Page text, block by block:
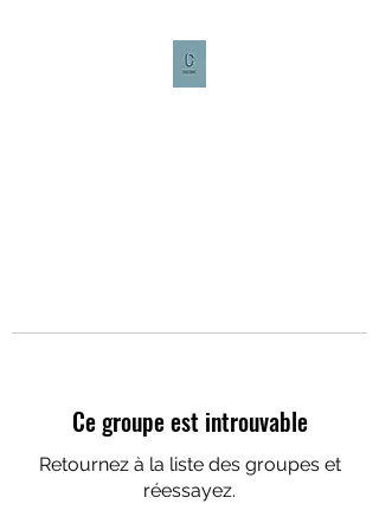
Ce groupe est introuvable
Retournez à la liste des groupes et
réessayez.